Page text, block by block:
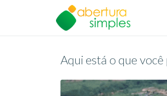
Aqui está o que